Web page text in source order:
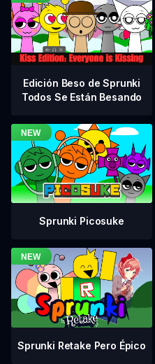
Edición Beso de Sprunki
Todos Se Están Besando
Sprunki Picosuke
Sprunki Retake Pero Épico